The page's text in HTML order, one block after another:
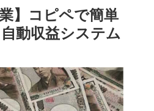
】コピペで簡単
動収益システム